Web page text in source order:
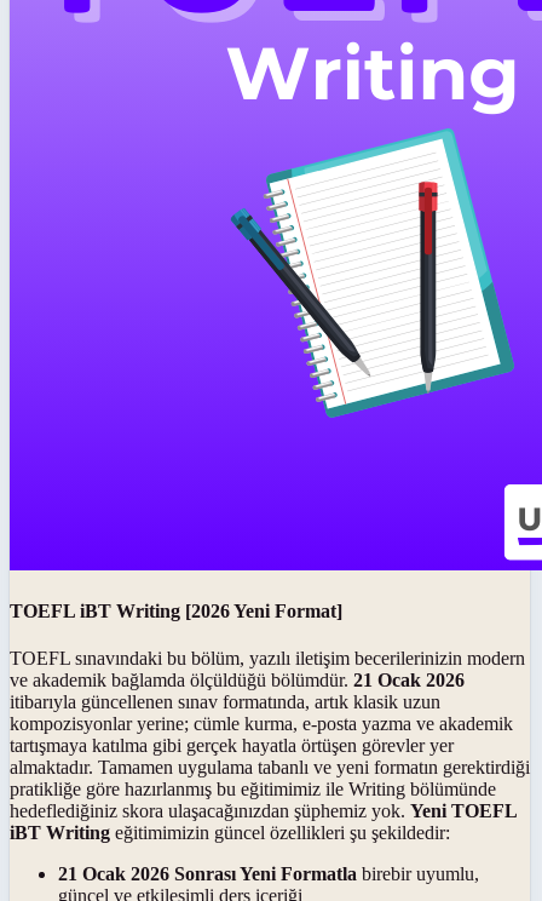
TOEFL iBT Writing [2026 Yeni Format]
TOEFL sınavındaki bu bölüm, yazılı iletişim becerilerinizin modern
ve akademik bağlamda ölçüldüğü bölümdür. 21 Ocak 2026
itibarıyla güncellenen sınav formatında, artık klasik uzun
kompozisyonlar yerine; cümle kurma, e-posta yazma ve akademik
tartışmaya katılma gibi gerçek hayatla örtüşen görevler yer
almaktadır. Tamamen uygulama tabanlı ve yeni formatın gerektirdiği
pratikliğe göre hazırlanmış bu eğitimimiz ile Writing bölümünde
hedeflediğiniz skora ulaşacağınızdan şüphemiz yok. Yeni TOEFL
iBT Writing eğitimimizin güncel özellikleri şu şekildedir:
21 Ocak 2026 Sonrası Yeni Formatla birebir uyumlu,
güncel ve etkileşimli ders içeriği